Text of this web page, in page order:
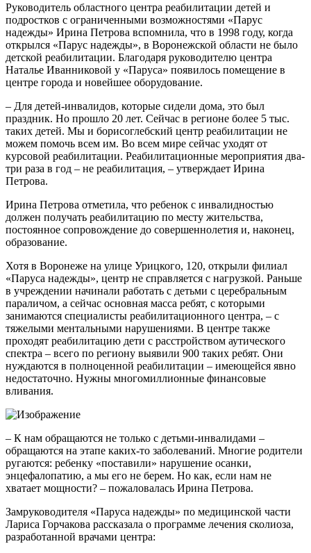
Руководитель областного центра реабилитации детей и
подростков с ограниченными возможностями «Парус
надежды» Ирина Петрова вспомнила, что в 1998 году, когда
открылся «Парус надежды», в Воронежской области не было
детской реабилитации. Благодаря руководителю центра
Наталье Иванниковой у «Паруса» появилось помещение в
центре города и новейшее оборудование.
– Для детей-инвалидов, которые сидели дома, это был
праздник. Но прошло 20 лет. Сейчас в регионе более 5 тыс.
таких детей. Мы и борисоглебский центр реабилитации не
можем помочь всем им. Во всем мире сейчас уходят от
курсовой реабилитации. Реабилитационные мероприятия два-
три раза в год – не реабилитация, – утверждает Ирина
Петрова.
Ирина Петрова отметила, что ребенок с инвалидностью
должен получать реабилитацию по месту жительства,
постоянное сопровождение до совершеннолетия и, наконец,
образование.
Хотя в Воронеже на улице Урицкого, 120, открыли филиал
«Паруса надежды», центр не справляется с нагрузкой. Раньше
в учреждении начинали работать с детьми с церебральным
параличом, а сейчас основная масса ребят, с которыми
занимаются специалисты реабилитационного центра, – с
тяжелыми ментальными нарушениями. В центре также
проходят реабилитацию дети с расстройством аутического
спектра – всего по региону выявили 900 таких ребят. Они
нуждаются в полноценной реабилитации – имеющейся явно
недостаточно. Нужны многомиллионные финансовые
вливания.
– К нам обращаются не только с детьми-инвалидами –
обращаются на этапе каких-то заболеваний. Многие родители
ругаются: ребенку «поставили» нарушение осанки,
энцефалопатию, а мы его не берем. Но как, если нам не
хватает мощности? – пожаловалась Ирина Петрова.
Замруководителя «Паруса надежды» по медицинской части
Лариса Горчакова рассказала о программе лечения сколиоза,
разработанной врачами центра: